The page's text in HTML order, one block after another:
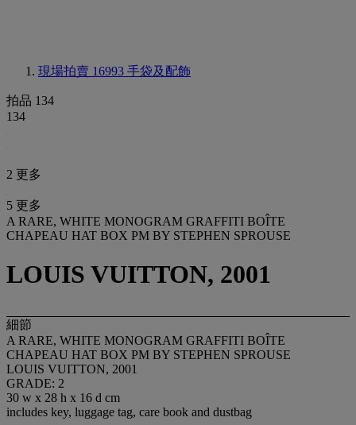
現場拍賣 16993 手袋及配飾
拍品 134
134
2 更多
5 更多
A RARE, WHITE MONOGRAM GRAFFITI BOÎTE
CHAPEAU HAT BOX PM BY STEPHEN SPROUSE
LOUIS VUITTON, 2001
細節
A RARE, WHITE MONOGRAM GRAFFITI BOÎTE
CHAPEAU HAT BOX PM BY STEPHEN SPROUSE
LOUIS VUITTON, 2001
GRADE: 2
30 w x 28 h x 16 d cm
includes key, luggage tag, care book and dustbag